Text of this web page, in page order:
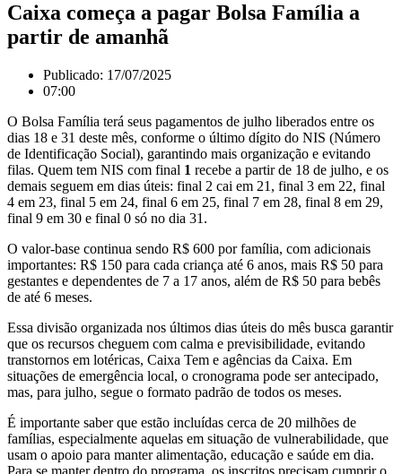
Caixa começa a pagar Bolsa Família a
partir de amanhã
Publicado: 17/07/2025
07:00
O Bolsa Família terá seus pagamentos de julho liberados entre os
dias 18 e 31 deste mês, conforme o último dígito do NIS (Número
de Identificação Social), garantindo mais organização e evitando
filas. Quem tem NIS com final 1 recebe a partir de 18 de julho, e os
demais seguem em dias úteis: final 2 cai em 21, final 3 em 22, final
4 em 23, final 5 em 24, final 6 em 25, final 7 em 28, final 8 em 29,
final 9 em 30 e final 0 só no dia 31.
O valor-base continua sendo R$ 600 por família, com adicionais
importantes: R$ 150 para cada criança até 6 anos, mais R$ 50 para
gestantes e dependentes de 7 a 17 anos, além de R$ 50 para bebês
de até 6 meses.
Essa divisão organizada nos últimos dias úteis do mês busca garantir
que os recursos cheguem com calma e previsibilidade, evitando
transtornos em lotéricas, Caixa Tem e agências da Caixa. Em
situações de emergência local, o cronograma pode ser antecipado,
mas, para julho, segue o formato padrão de todos os meses.
É importante saber que estão incluídas cerca de 20 milhões de
famílias, especialmente aquelas em situação de vulnerabilidade, que
usam o apoio para manter alimentação, educação e saúde em dia.